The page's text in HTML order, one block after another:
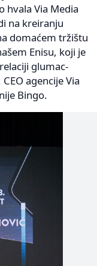
hvala Via Media
na kreiranju
domaćem tržištu
Enisu, koji je
glumac-
agencije Via
Bingo.